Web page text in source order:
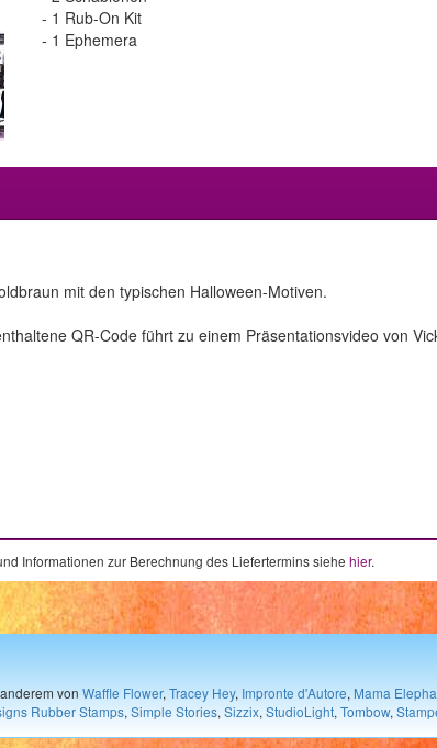
- 1 Rub-On Kit
- 1 Ephemera
mit den typischen Halloween-Motiven.
QR-Code führt zu einem Präsentationsvideo von
Informationen zur Berechnung des Liefertermins siehe hier.
von Waffle Flower, Tracey Hey, Impronte d'Autore, Mama
Rubber Stamps, Simple Stories, Sizzix, StudioLight, Tombow,